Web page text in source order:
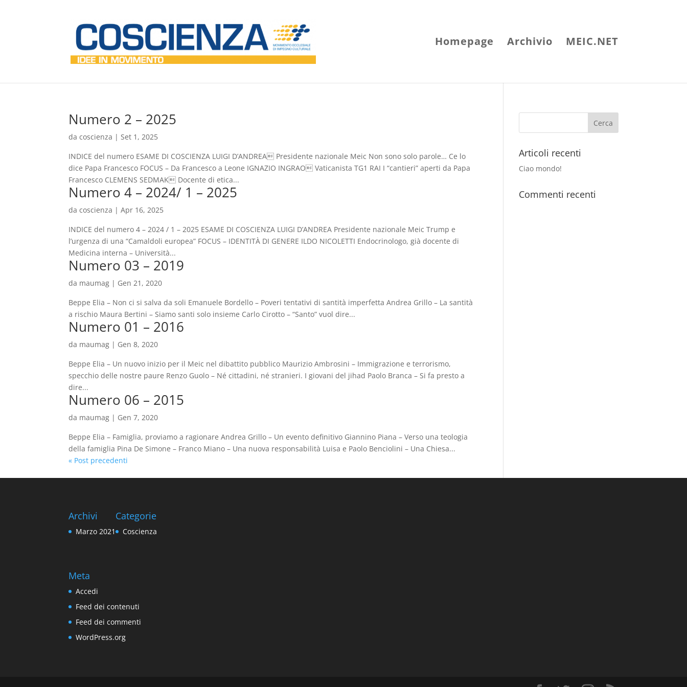
Homepage Archivio MEIC.NET
Numero 2 – 2025
dacoscienza |Set 1, 2025
INDICE del numero ESAME DI COSCIENZA LUIGI D’ANDREA Presidente nazionale Meic Non sono solo parole… Ce lo
dice Papa Francesco FOCUS – Da Francesco a Leone IGNAZIO INGRAO Vaticanista TG1 RAI I “cantieri” aperti da Papa
Francesco CLEMENS SEDMAK Docente di etica...
Numero 4 – 2024/ 1 – 2025
dacoscienza |Apr 16, 2025
INDICE del numero 4 – 2024 / 1 – 2025 ESAME DI COSCIENZA LUIGI D’ANDREA Presidente nazionale Meic Trump e
l’urgenza di una “Camaldoli europea” FOCUS – IDENTITÀ DI GENERE ILDO NICOLETTI Endocrinologo, già docente di
Medicina interna – Università...
Numero 03 – 2019
da maumag | Gen 21, 2020
Beppe Elia – Non ci si salva da soli Emanuele Bordello – Poveri tentativi di santità imperfetta Andrea Grillo – La santità
a rischio Maura Bertini – Siamo santi solo insieme Carlo Cirotto – “Santo” vuol dire...
Numero 01 – 2016
da maumag | Gen 8, 2020
Beppe Elia – Un nuovo inizio per il Meic nel dibattito pubblico Maurizio Ambrosini – Immigrazione e terrorismo,
specchio delle nostre paure Renzo Guolo – Né cittadini, né stranieri. I giovani del jihad Paolo Branca – Si fa presto a
dire...
Numero 06 – 2015
da maumag | Gen 7, 2020
Beppe Elia – Famiglia, proviamo a ragionare Andrea Grillo – Un evento definitivo Giannino Piana – Verso una teologia
della famiglia Pina De Simone – Franco Miano – Una nuova responsabilità Luisa e Paolo Benciolini – Una Chiesa...
« Post precedenti
Articoli recenti
Ciao mondo!
Commenti recenti
Archivi
Marzo 2021
Categorie
Coscienza
Meta
Accedi
Feed dei contenuti
Feed dei commenti
WordPress.org